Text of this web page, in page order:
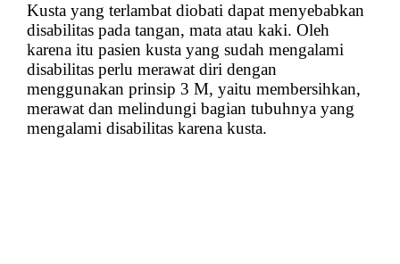
Kusta yang terlambat diobati dapat menyebabkan
disabilitas pada tangan, mata atau kaki. Oleh
karena itu pasien kusta yang sudah mengalami
disabilitas perlu merawat diri dengan
menggunakan prinsip 3 M, yaitu membersihkan,
merawat dan melindungi bagian tubuhnya yang
mengalami disabilitas karena kusta.